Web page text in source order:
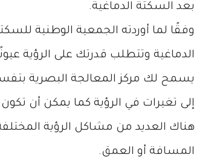
بعد السكتة الدماغية.
الدماغية وتتطلب قدرتك على الرؤية
يسمح لك مركز المعالجة البصرية
إلى تغيرات في الرؤية كما يمكن أن تكون
هناك العديد من مشاكل الرؤية
المسافة أو العمق.